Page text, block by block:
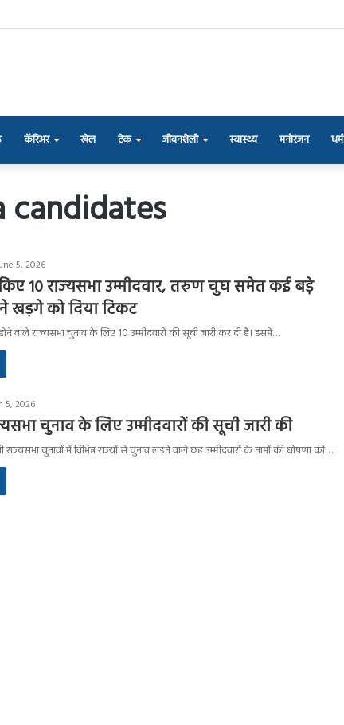
कॅरिअर खेल टेक जीवनशैली स्वास्थ्य मनोरंजन धर्म
candidates
5, 2026
किए 10 राज्‍यसभा उम्मीदवार, तरुण चुघ समेत कई बड़े
खड़गे को दिया टिकट
वाले राज्‍यसभा चुनाव के लिए 10 उम्मीदवारों की सूची जारी कर दी है। इसमें…
5, 2026
चुनाव के लिए उम्मीदवारों की सूची जारी की
राज्यसभा चुनावों में विभिन्न राज्यों से चुनाव लड़ने वाले छह उम्मीदवारों के नामों की घोषणा की…